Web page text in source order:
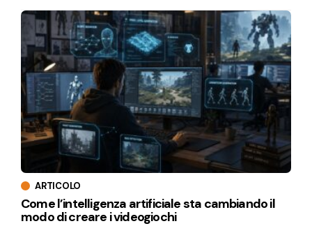
ARTICOLO
Come l’intelligenza artificiale sta cambiando il
modo di creare i videogiochi